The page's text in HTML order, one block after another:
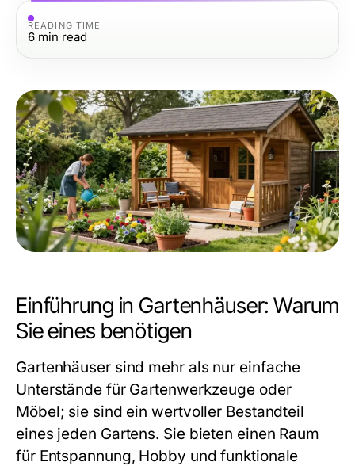
READING TIME
6 min read
Einführung in Gartenhäuser: Warum
Sie eines benötigen
Gartenhäuser sind mehr als nur einfache
Unterstände für Gartenwerkzeuge oder
Möbel; sie sind ein wertvoller Bestandteil
eines jeden Gartens. Sie bieten einen Raum
für Entspannung, Hobby und funktionale